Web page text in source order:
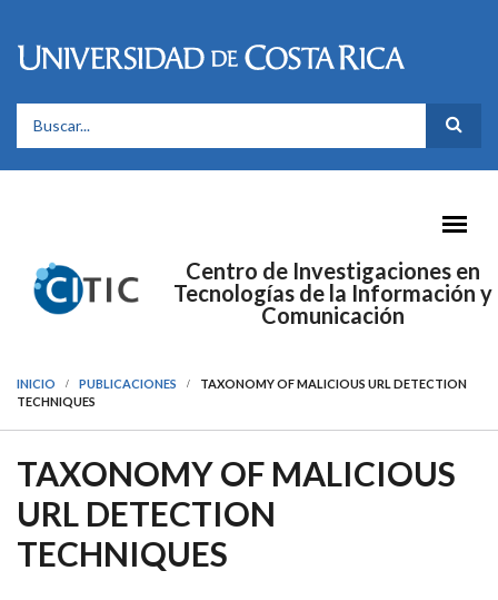
FORMULARIO DE BÚSQUEDA
Centro de Investigaciones en
Tecnologías de la Información y
Comunicación
INICIO PUBLICACIONES
TAXONOMY OF MALICIOUS URL DETECTION
TECHNIQUES
TAXONOMY OF MALICIOUS
URL DETECTION
TECHNIQUES